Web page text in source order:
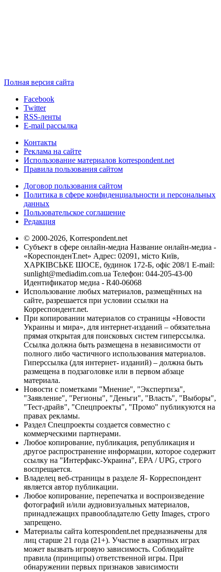
Полная версия сайта
Facebook
Twitter
RSS-ленты
E-mail рассылка
Контакты
Реклама на сайте
Использование материалов korrespondent.net
Правила пользования сайтом
Договор пользования сайтом
Политика в сфере конфиденциальности и персональных
данных
Пользовательское соглашение
Редакция
© 2000-2026, Korrespondent.net
Субъект в сфере онлайн-медиа Название онлайн-медиа -
«КореспонденТ.net» Адрес: 02091, місто Київ,
ХАРКІВСЬКЕ ШОСЕ, будинок 172-Б, офіс 208/1 E-mail:
sunlight@mediadim.com.ua Телефон: 044-205-43-00
Идентификатор медиа - R40-06068
Использование любых материалов, размещённых на
сайте, разрешается при условии ссылки на
Корреспондент.net.
При копировании материалов со страницы «Новости
Украины и мира», для интернет-изданий – обязательна
прямая открытая для поисковых систем гиперссылка.
Ссылка должна быть размещена в независимости от
полного либо частичного использования материалов.
Гиперссылка (для интернет- изданий) – должна быть
размещена в подзаголовке или в первом абзаце
материала.
Новости с пометками "Мнение", "Экспертиза",
"Заявление", "Регионы", "Деньги", "Власть", "Выборы",
"Тест-драйв", "Спецпроекты", "Промо" публикуются на
правах рекламы.
Раздел Спецпроекты создается совместно с
коммерческими партнерами.
Любое копирование, публикация, републикация и
другое распространение информации, которое содержит
ссылку на "Интерфакс-Украина", EPA / UPG, строго
воспрещается.
Владелец веб-страницы в разделе Я- Корреспондент
является автор публикации.
Любое копирование, перепечатка и воспроизведение
фотографий и/или аудиовизуальных материалов,
принадлежащих правообладателю Getty Images, строго
запрещено.
Материалы сайта korrespondent.net предназначены для
лиц старше 21 года (21+). Участие в азартных играх
может вызвать игровую зависимость. Соблюдайте
правила (принципы) ответственной игры. При
обнаружении первых признаков зависимости